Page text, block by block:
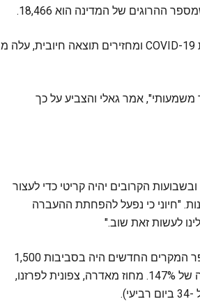
שיעור החיוביות של המדינה, שהוא אחוז האנשים שעוברים בדיקת COVID-19 ומחזירים תוצאה חיובית, עלה מ
ל -5%, אבל זה הבדל מאוד משמעותי", אמר גאלי והצביע על כך
הקרובים יהיה קריטי כדי לעצור
"חיוני כי נפעל להפחתת ההעברה
לעשות זאת שוב."
גאלי הצביע על מחוז לוס אנג'לס כאזור שמדאיג במיוחד, שם מספר המקרים החדשים היה בסביבות 1,500
ביום ביום 1. בנובמבר. המספר הזה היה 3,742 ביום רביעי – עלייה של 147%. מחוז מאדרה, צפונית לפרזנו,